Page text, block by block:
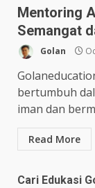
Mentoring
Semangat
Golan
bertumbuh
iman dan
Read More
Cari Edukasi